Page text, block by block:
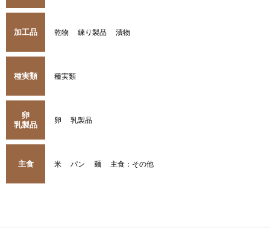
加工品 乾物 練り製品 漬物
種実類 種実類
卵
乳製品
卵 乳製品
主食 米 パン 麺 主食：その他